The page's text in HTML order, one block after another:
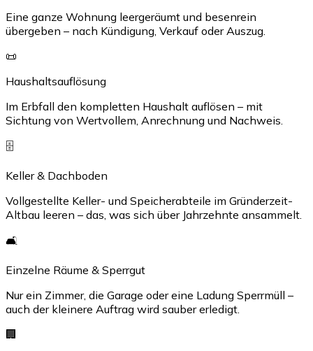
Eine ganze Wohnung leergeräumt und besenrein
übergeben – nach Kündigung, Verkauf oder Auszug.
📜
Haushaltsauflösung
Im Erbfall den kompletten Haushalt auflösen – mit
Sichtung von Wertvollem, Anrechnung und Nachweis.
🗄️
Keller & Dachboden
Vollgestellte Keller- und Speicherabteile im Gründerzeit-
Altbau leeren – das, was sich über Jahrzehnte ansammelt.
🛋️
Einzelne Räume & Sperrgut
Nur ein Zimmer, die Garage oder eine Ladung Sperrmüll –
auch der kleinere Auftrag wird sauber erledigt.
🏢